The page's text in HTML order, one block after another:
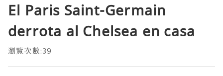
El Paris Saint-Germain
derrota al Chelsea en casa
瀏覽次數:39